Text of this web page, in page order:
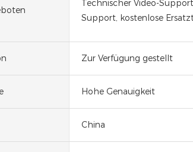
Technischer Video-
Support, kostenlose
Zur Verfügung gestellt
Hohe Genauigkeit
China